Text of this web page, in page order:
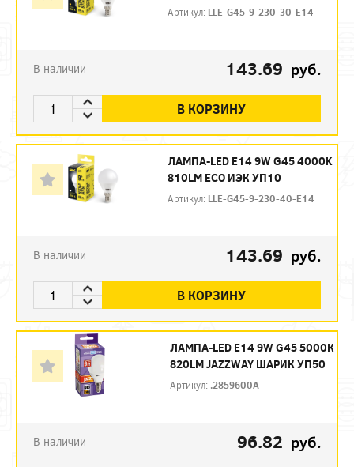
Артикул: LLE-G45-9-230-30-E14
В наличии 143.69 руб.
В КОРЗИНУ
ЛАМПА-LED E14 9W G45 4000K
810LM ECO ИЭК УП10
Артикул: LLE-G45-9-230-40-E14
В наличии 143.69 руб.
В КОРЗИНУ
ЛАМПА-LED E14 9W G45 5000К
820LM JAZZWAY ШАРИК УП50
Артикул: .2859600A
В наличии 96.82 руб.